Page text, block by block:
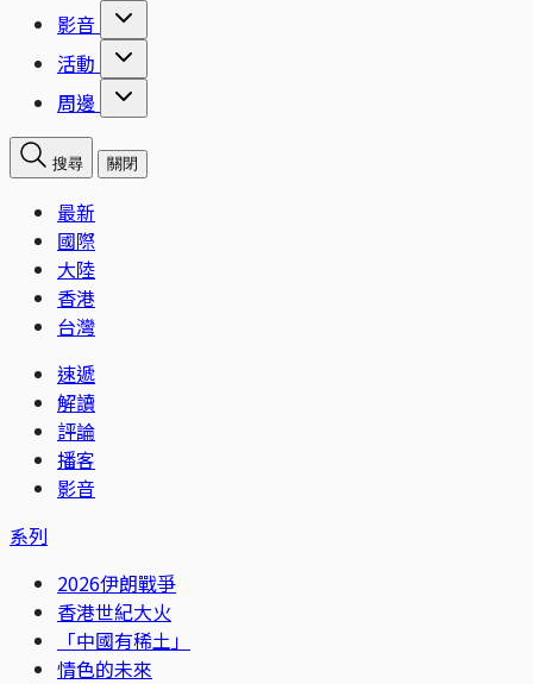
影音
活動
周邊
搜尋 關閉
最新
國際
大陸
香港
台灣
速遞
解讀
評論
播客
影音
系列
2026伊朗戰爭
香港世紀大火
「中國有稀土」
情色的未來